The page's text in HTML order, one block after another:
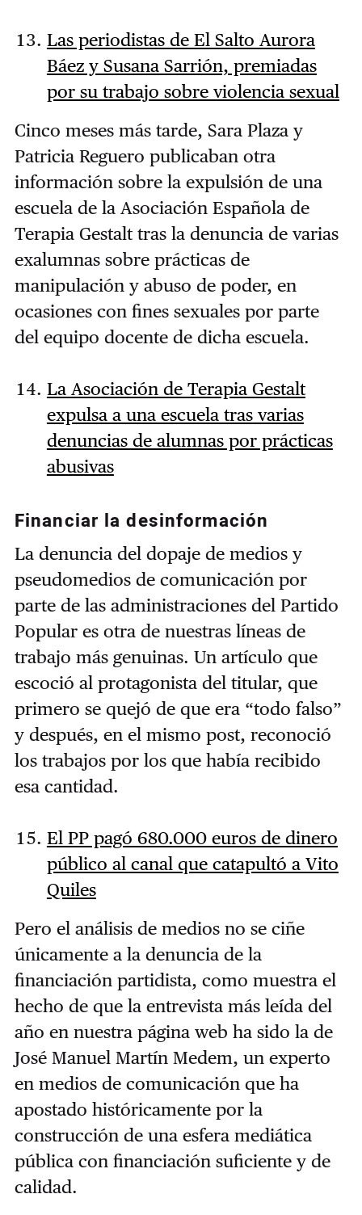
Las periodistas de El Salto Aurora
Báez y Susana Sarrión, premiadas
por su trabajo sobre violencia sexual
Cinco meses más tarde, Sara Plaza y
Patricia Reguero publicaban otra
información sobre la expulsión de una
escuela de la Asociación Española de
Terapia Gestalt tras la denuncia de varias
exalumnas sobre prácticas de
manipulación y abuso de poder, en
ocasiones con fines sexuales por parte
del equipo docente de dicha escuela.
La Asociación de Terapia Gestalt
expulsa a una escuela tras varias
denuncias de alumnas por prácticas
abusivas
Financiar la desinformación
La denuncia del dopaje de medios y
pseudomedios de comunicación por
parte de las administraciones del Partido
Popular es otra de nuestras líneas de
trabajo más genuinas. Un artículo que
escoció al protagonista del titular, que
primero se quejó de que era “todo falso”
y después, en el mismo post, reconoció
los trabajos por los que había recibido
esa cantidad.
El PP pagó 680.000 euros de dinero
público al canal que catapultó a Vito
Quiles
Pero el análisis de medios no se ciñe
únicamente a la denuncia de la
financiación partidista, como muestra el
hecho de que la entrevista más leída del
año en nuestra página web ha sido la de
José Manuel Martín Medem, un experto
en medios de comunicación que ha
apostado históricamente por la
construcción de una esfera mediática
pública con financiación suficiente y de
calidad.